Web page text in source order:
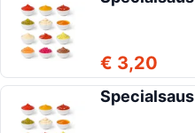
€ 3,20